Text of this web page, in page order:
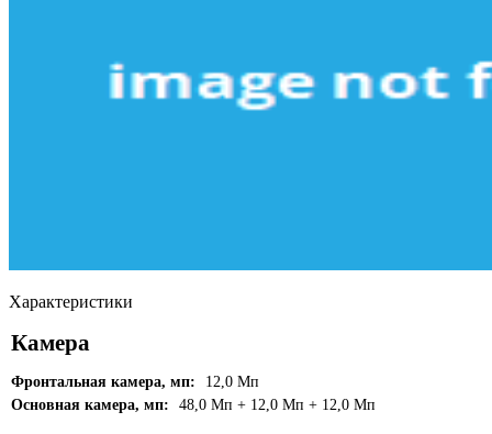
Характеристики
Камера
Фронтальная камера, мп:
12,0 Мп
Основная камера, мп:
48,0 Мп + 12,0 Мп + 12,0 Мп